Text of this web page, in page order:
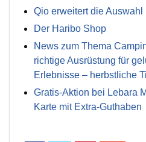
Qio erweitert die
Der Haribo Shop
News zum Thema
richtige Ausrüstung für
Erlebnisse – herbstliche
Gratis-Aktion bei Lebara
Karte mit Extra-Guthaben